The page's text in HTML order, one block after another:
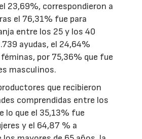
23,69%, correspondieron a
el 76,31% fue para
entre los 25 y los 40
ayudas, el 24,64%
por 75,36% que fue
masculinos.
que recibieron
comprendidas entre los
lo que el 35,13% fue
y el 64,87 % a